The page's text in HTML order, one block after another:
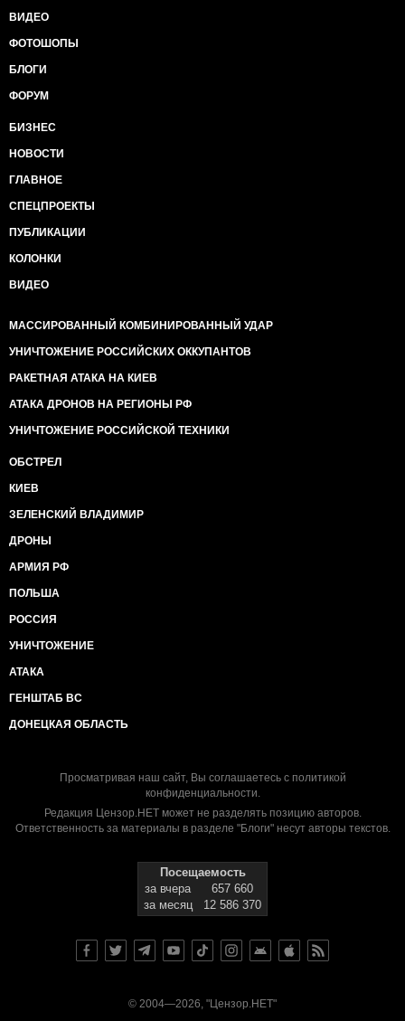
ВИДЕО
ФОТОШОПЫ
БЛОГИ
ФОРУМ
БИЗНЕС
НОВОСТИ
ГЛАВНОЕ
СПЕЦПРОЕКТЫ
ПУБЛИКАЦИИ
КОЛОНКИ
ВИДЕО
МАССИРОВАННЫЙ КОМБИНИРОВАННЫЙ УДАР
УНИЧТОЖЕНИЕ РОССИЙСКИХ ОККУПАНТОВ
РАКЕТНАЯ АТАКА НА КИЕВ
АТАКА ДРОНОВ НА РЕГИОНЫ РФ
УНИЧТОЖЕНИЕ РОССИЙСКОЙ ТЕХНИКИ
ОБСТРЕЛ
КИЕВ
ЗЕЛЕНСКИЙ ВЛАДИМИР
ДРОНЫ
АРМИЯ РФ
ПОЛЬША
РОССИЯ
УНИЧТОЖЕНИЕ
АТАКА
ГЕНШТАБ ВС
ДОНЕЦКАЯ ОБЛАСТЬ
Просматривая наш сайт, Вы соглашаетесь с политикой
конфиденциальности.
Редакция Цензор.НЕТ может не разделять позицию авторов.
Ответственность за материалы в разделе "Блоги" несут авторы текстов.
Посещаемость
за вчера
657 660
за месяц
12 586 370
© 2004—2026, "Цензор.НЕТ"